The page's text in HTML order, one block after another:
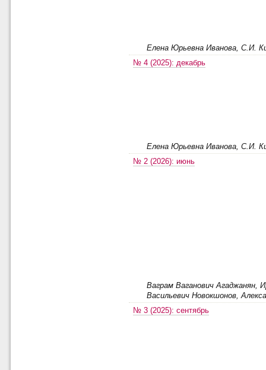
Елена Юрьевна Иванова, С.И.
№ 4 (2025): декабрь
Елена Юрьевна Иванова, С.И.
№ 2 (2026): июнь
Ваграм Ваганович Агаджанян,
Васильевич Новокшонов,
№ 3 (2025): сентябрь